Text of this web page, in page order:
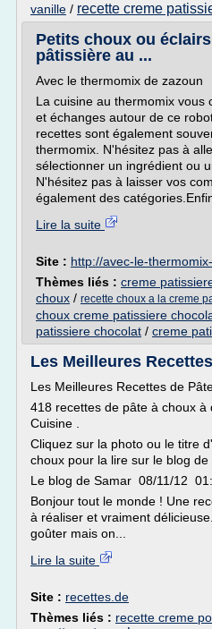
vanille / recette creme
Petits choux ou
pâtissière au ...
Avec le thermomix de zazoun
La cuisine au thermomix vous
et échanges autour de ce
recettes sont également
thermomix. N'hésitez pas à
sélectionner un ingrédient ou
N'hésitez pas à laisser vos
également des
Lire la suite
Site : http://avec-le-
Thèmes liés : creme
choux / recette choux a la creme
choux creme patissiere
patissiere chocolat / creme
Les Meilleures
Les Meilleures Recettes de
418 recettes de pâte à choux
Cuisine .
Cliquez sur la photo ou le titre
choux pour la lire sur le blog de
Le blog de Samar 08/11/12
Bonjour tout le monde ! Une
à réaliser et vraiment
goûter mais on...
Lire la suite
Site : recettes.de
Thèmes liés : recette creme